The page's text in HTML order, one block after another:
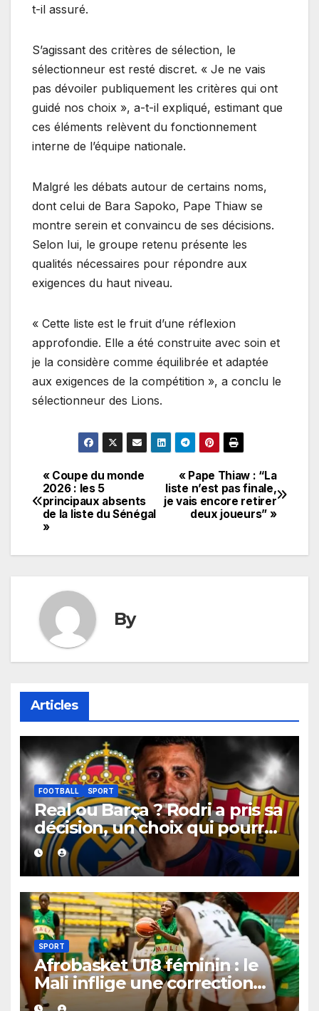
t-il assuré.
S’agissant des critères de sélection, le
sélectionneur est resté discret. « Je ne vais
pas dévoiler publiquement les critères qui ont
guidé nos choix », a-t-il expliqué, estimant que
ces éléments relèvent du fonctionnement
interne de l’équipe nationale.
Malgré les débats autour de certains noms,
dont celui de Bara Sapoko, Pape Thiaw se
montre serein et convaincu de ses décisions.
Selon lui, le groupe retenu présente les
qualités nécessaires pour répondre aux
exigences du haut niveau.
« Cette liste est le fruit d’une réflexion
approfondie. Elle a été construite avec soin et
je la considère comme équilibrée et adaptée
aux exigences de la compétition », a conclu le
sélectionneur des Lions.
Navigation
de
« Pape Thiaw : “La
liste n’est pas finale,
je vais encore retirer
deux joueurs” »
« Coupe du monde
2026 : les 5
principaux absents
de la liste du Sénégal
»
By
Articles
FOOTBALL SPORT
Real ou Barça ? Rodri a pris sa
décision, un choix qui pourrait
faire grand bruit sur le
marché des transferts.
SPORT
Afrobasket U18 féminin : le
Mali inflige une correction
historique au Bénin avec plus